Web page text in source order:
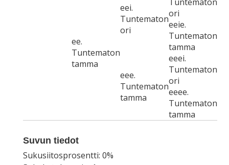
ee.
Tuntematon
tamma
eei.
Tuntematon
ori
ori
eeie.
Tuntematon
tamma
eee.
Tuntematon
tamma
eeei.
Tuntematon
ori
eeee.
Tuntematon
tamma
Suvun tiedot
Sukusiitosprosentti: 0%